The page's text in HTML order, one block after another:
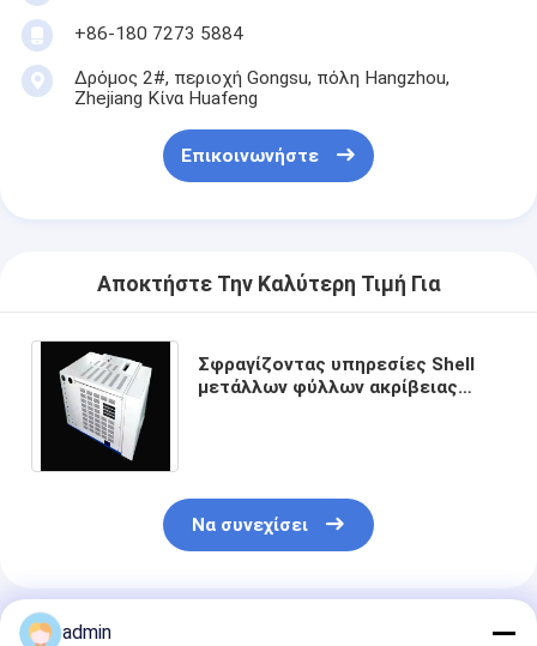
+86-180 7273 5884
Δρόμος 2#, περιοχή Gongsu, πόλη Hangzhou,
Zhejiang Κίνα Huafeng
Επικοινωνήστε
Αποκτήστε Την Καλύτερη Τιμή Για
Σφραγίζοντας υπηρεσίες Shell
μετάλλων φύλλων ακρίβειας
Να συνεχίσει
Συνιστώμενα Προϊόντα
admin